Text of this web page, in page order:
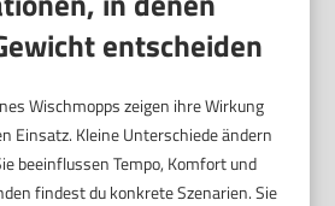
entscheiden
Wischmopps zeigen ihre Wirkung
Einsatz. Kleine Unterschiede ändern
beeinflussen Tempo, Komfort und
findest du konkrete Szenarien. Sie